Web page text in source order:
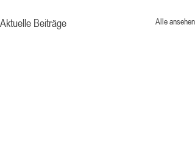
Aktuelle Beiträge Alle ansehen